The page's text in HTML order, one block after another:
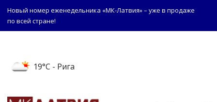
Новый номер еженедельника «МК-Латвия» – уже в продаже
по всей стране!
19°C - Рига